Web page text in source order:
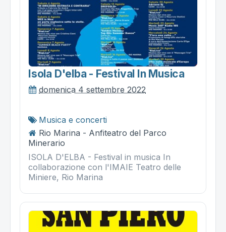
Isola D'elba - Festival In Musica
domenica 4 settembre 2022
Musica e concerti
Rio Marina - Anfiteatro del Parco
Minerario
ISOLA D'ELBA - Festival in musica In
collaborazione con l'IMAIE Teatro delle
Miniere, Rio Marina